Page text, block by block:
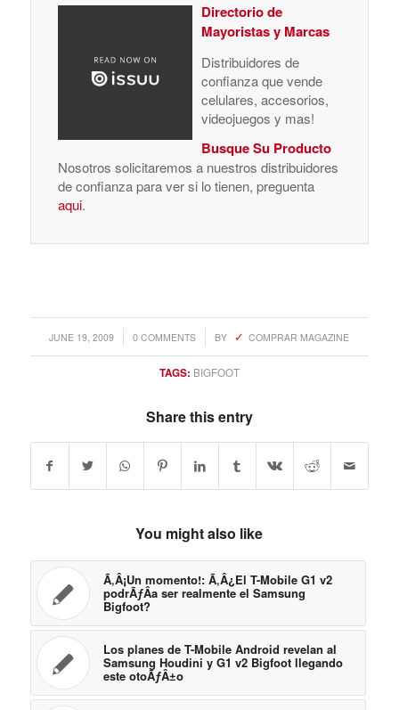
Directorio de
Mayoristas y Marcas
Distribuidores de
confianza que vende
celulares, accesorios,
videojuegos y mas!
Busque Su Producto
Nosotros solicitaremos a nuestros distribuidores
de confianza para ver si lo tienen, preguenta
aqui.
JUNE 19, 2009
/ 0 COMMENTS
/ BY COMPRAR MAGAZINE
TAGS: BIGFOOT
Share this entry
You might also like
Ã‚Â¡Un momento!: Ã‚Â¿El T-Mobile G1 v2
podrÃƒÂ­a ser realmente el Samsung
Bigfoot?
Los planes de T-Mobile Android revelan al
Samsung Houdini y G1 v2 Bigfoot llegando
este otoÃƒÂ±o